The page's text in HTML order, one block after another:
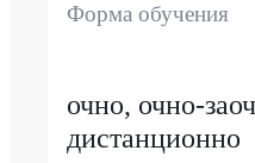
Форма обучения
очно, очно-
дистанционно